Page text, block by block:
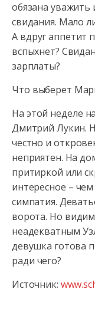
обязана
свидания. Мало
А вдруг аппетит
вспыхнет?
зарплаты?
Что выберет
На этой неделе
Дмитрий Лукин.
честно и
неприятен. На
притиркой или
интересное –
симпатия.
ворота. Но
неадекватным
девушка готова
ради чего?
Источник: